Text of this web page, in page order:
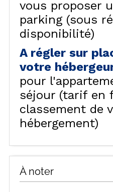
vous proposer
parking (sous
disponibilité)
A régler sur
votre
pour
séjour (tarif en
classement de
hébergement)
À noter